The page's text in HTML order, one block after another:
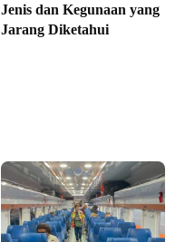
Jenis dan Kegunaan yang
Jarang Diketahui